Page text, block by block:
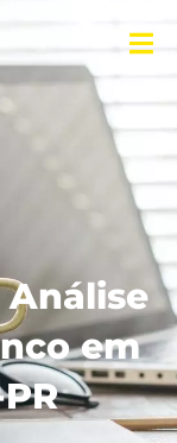
Análise
em